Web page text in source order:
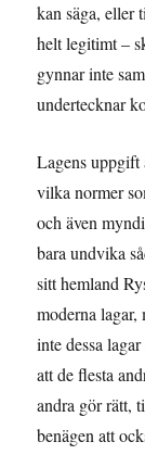
kan säga, eller
helt legitimt –
gynnar inte
undertecknar
Lagens uppgift
vilka normer
och även
bara undvika
sitt hemland
moderna
inte dessa
att de flesta
andra gör rätt,
benägen att